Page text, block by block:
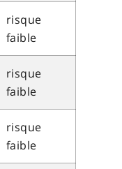
risque
faible
risque
faible
risque
faible